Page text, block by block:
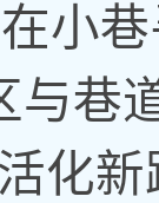
小
与巷
化